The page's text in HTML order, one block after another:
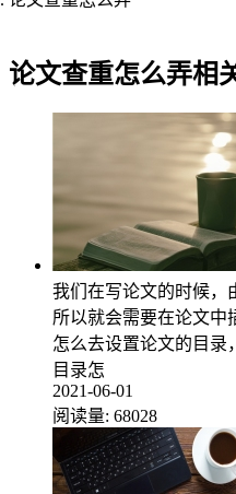
论文查重怎么弄相
我们在写论文的时候，
所以就会需要在论文中
怎么去设置论文的目录
目录怎
2021-06-01
阅读量: 68028